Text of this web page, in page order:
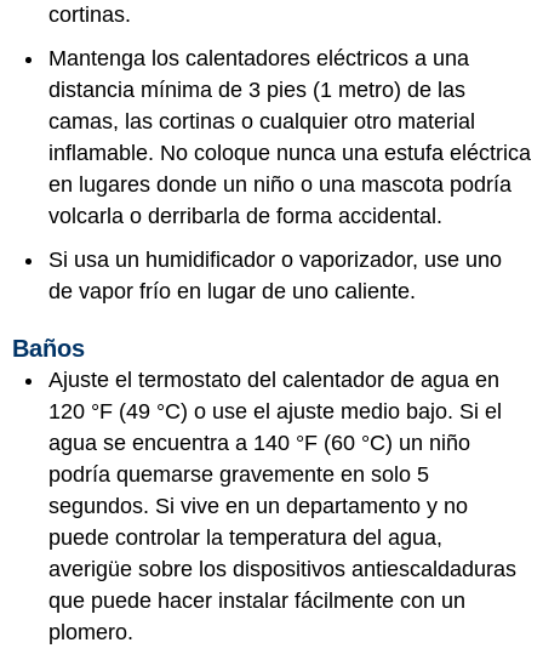
cortinas.
Mantenga los calentadores eléctricos a una
distancia mínima de 3 pies (1 metro) de las
camas, las cortinas o cualquier otro material
inflamable. No coloque nunca una estufa eléctrica
en lugares donde un niño o una mascota podría
volcarla o derribarla de forma accidental.
Si usa un humidificador o vaporizador, use uno
de vapor frío en lugar de uno caliente.
Baños
Ajuste el termostato del calentador de agua en
120 °F (49 °C) o use el ajuste medio bajo. Si el
agua se encuentra a 140 °F (60 °C) un niño
podría quemarse gravemente en solo 5
segundos. Si vive en un departamento y no
puede controlar la temperatura del agua,
averigüe sobre los dispositivos antiescaldaduras
que puede hacer instalar fácilmente con un
plomero.